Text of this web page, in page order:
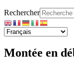
Rechercher
Montée en